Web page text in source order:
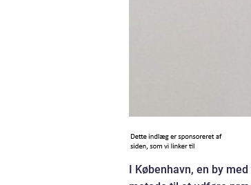
I København, en by